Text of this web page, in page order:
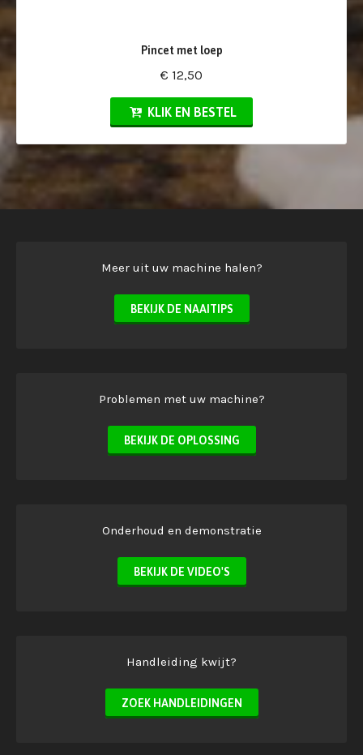
Pincet met loep
€ 12,50
KLIK EN BESTEL
Meer uit uw machine halen?
BEKIJK DE NAAITIPS
Problemen met uw machine?
BEKIJK DE OPLOSSING
Onderhoud en demonstratie
BEKIJK DE VIDEO'S
Handleiding kwijt?
ZOEK HANDLEIDINGEN